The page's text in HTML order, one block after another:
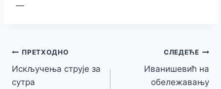
—
Кретање
чланка
ПРЕТХОДНО
Искључења струје за
сутра
СЛЕДЕЋЕ
Иванишевић на
обележавању